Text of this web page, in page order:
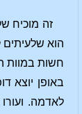
זה מוכיח
הוא
חשות במוות
באופן יוצא
לאדמה.